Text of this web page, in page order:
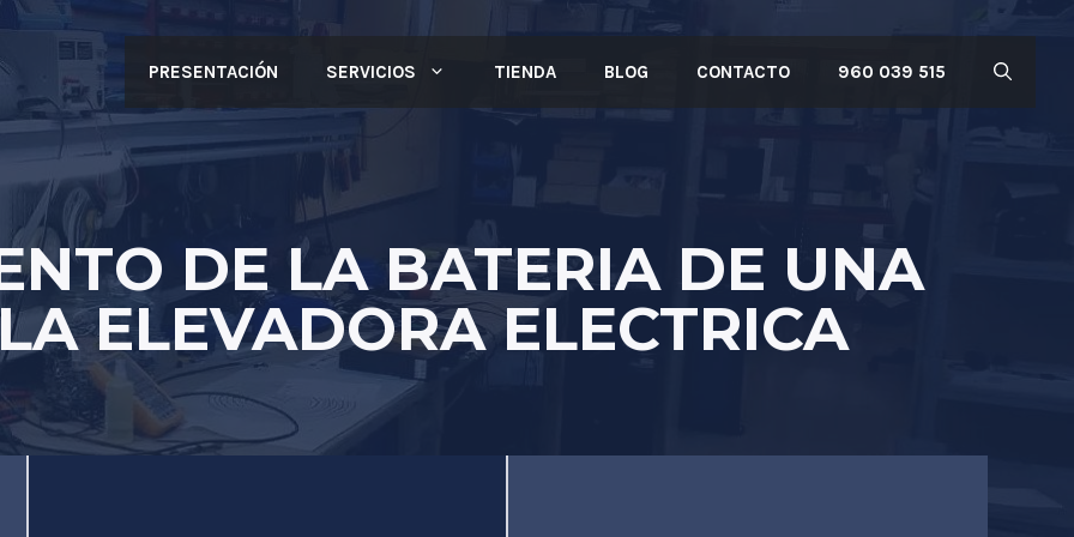
PRESENTACIÓN SERVICIOS TIENDA BLOG CONTACTO 960 039 515
DE LA BATERIA DE UNA
ELEVADORA ELECTRICA